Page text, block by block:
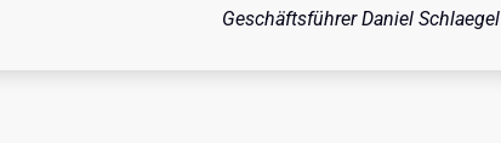
Geschäftsführer Daniel Schlaegel